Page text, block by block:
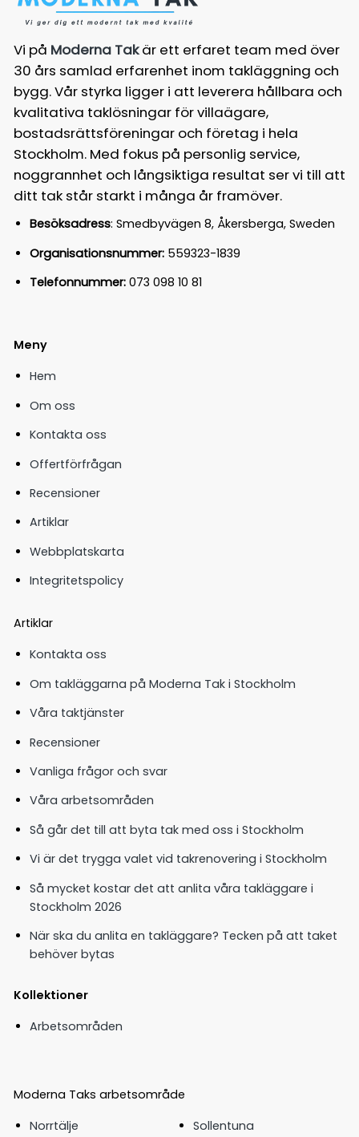
Vi på Moderna Takär ett erfaret team med över
30 års samlad erfarenhet inom takläggning och
bygg. Vår styrka ligger i att leverera hållbara och
kvalitativa taklösningar för villaägare,
bostadsrättsföreningar och företag i hela
Stockholm. Med fokus på personlig service,
noggrannhet och långsiktiga resultat ser vi till att
ditt tak står starkt i många år framöver.
Besöksadress: Smedbyvägen 8, Åkersberga, Sweden
Organisationsnummer: 559323-1839
Telefonnummer: 073 098 10 81
Meny
Hem
Om oss
Kontakta oss
Offertförfrågan
Recensioner
Artiklar
Webbplatskarta
Integritetspolicy
Artiklar
Kontakta oss
Om takläggarna på Moderna Tak i Stockholm
Våra taktjänster
Recensioner
Vanliga frågor och svar
Våra arbetsområden
Så går det till att byta tak med oss i Stockholm
Vi är det trygga valet vid takrenovering i Stockholm
Så mycket kostar det att anlita våra takläggare i
Stockholm 2026
När ska du anlita en takläggare? Tecken på att taket
behöver bytas
Kollektioner
Arbetsområden
Moderna Taks arbetsområde
Norrtälje
Sollentuna